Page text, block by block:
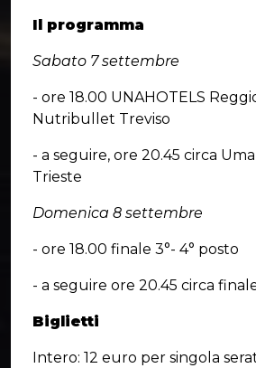
Il programma
Sabato 7 settembre
- ore 18.00 UNAHOTELS
Nutribullet Treviso
- a seguire, ore 20.45 circa
Trieste
Domenica 8 settembre
- ore 18.00 finale 3°- 4° posto
- a seguire ore 20.45 circa
Biglietti
Intero: 12 euro per singola